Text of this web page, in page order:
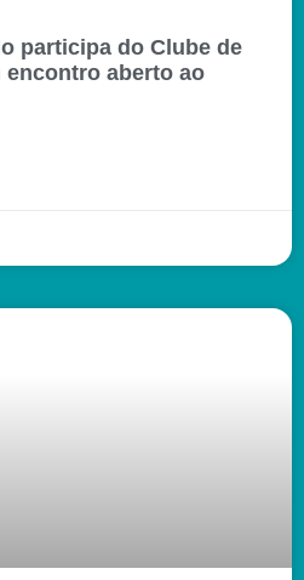
participa do Clube de
encontro aberto ao